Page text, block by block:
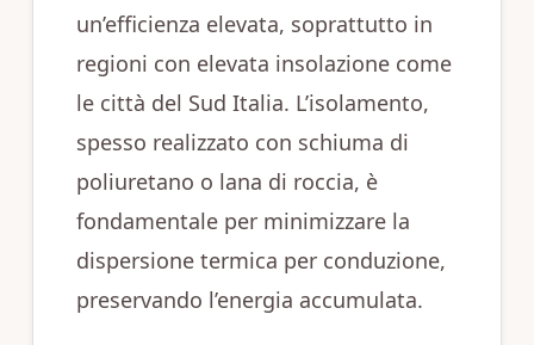
un’efficienza elevata, soprattutto in
regioni con elevata insolazione come
le città del Sud Italia. L’isolamento,
spesso realizzato con schiuma di
poliuretano o lana di roccia, è
fondamentale per minimizzare la
dispersione termica per conduzione,
preservando l’energia accumulata.